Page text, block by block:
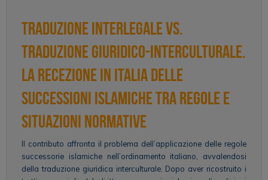
Traduzione interlegale vs.
traduzione giuridico-interculturale.
La recezione in Italia delle
successioni islamiche tra regole e
situazioni normative
Il contributo affronta il problema dell’applicazione delle regole
successorie islamiche nell’ordinamento italiano, avvalendosi
della traduzione giuridica interculturale. Dopo aver ricostruito i